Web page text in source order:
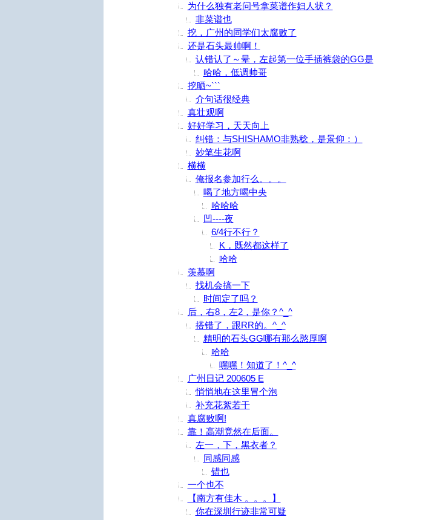
为什么独有老问号拿菜谱作妇人状？
非菜谱也
挖，广州的同学们太腐败了
还是石头最帅啊！
认错认了～晕，左起第一位手插裤袋的GG是
哈哈，低调帅哥
挖晒~```
介句话很经典
真壮观啊
好好学习，天天向上
纠错：与SHISHAMO非熟稔，是景仰：）
妙笔生花啊
横横
俺报名参加行么。。。
喝了地方喝中央
哈哈哈
凹----夜
6/4行不行？
K，既然都这样了
哈哈
羡慕啊
找机会搞一下
时间定了吗？
后，右8，左2，是你？^_^
搭错了，跟RR的。^_^
精明的石头GG哪有那么憨厚啊
哈哈
嘿嘿！知道了！^_^
广州日记 200605 E
悄悄地在这里冒个泡
补充花絮若干
真腐败啊!
靠！高潮竟然在后面。
左一，下，黑衣者？
同感同感
错也
一个也不
【南方有佳木 。。。】
你在深圳行迹非常可疑